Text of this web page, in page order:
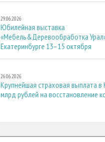
29.06.2026
Юбилейная выставка
«Мебель&Деревообработка
Екатеринбурге 13–15 октября
26.06.2026
Крупнейшая страховая выплата в
млрд рублей на восстановление